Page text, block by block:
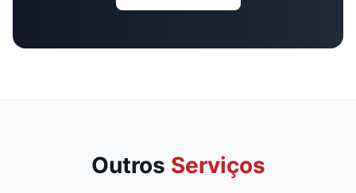
Outros Serviços